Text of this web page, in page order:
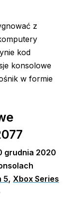
z
kod
konsolowe
w formie
grudnia 2020
5, Xbox Series